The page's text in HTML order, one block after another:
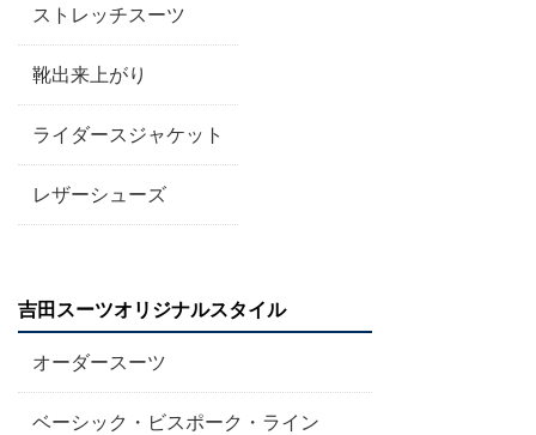
ストレッチスーツ
靴出来上がり
ライダースジャケット
レザーシューズ
吉田スーツオリジナルスタイル
オーダースーツ
ベーシック・ビスポーク・ライン